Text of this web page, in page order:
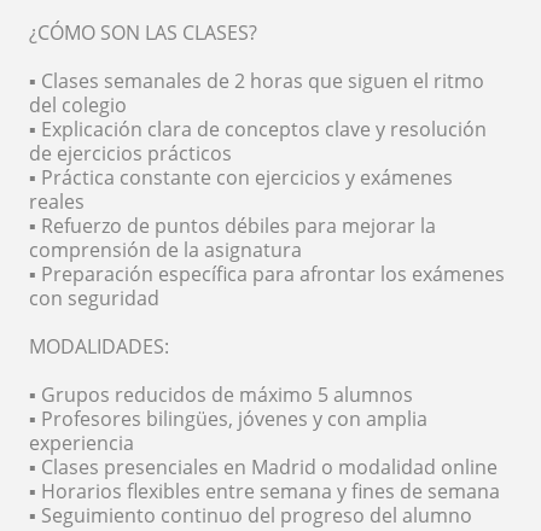
¿CÓMO SON LAS CLASES?
▪️ Clases semanales de 2 horas que siguen el ritmo
del colegio
▪️ Explicación clara de conceptos clave y resolución
de ejercicios prácticos
▪️ Práctica constante con ejercicios y exámenes
reales
▪️ Refuerzo de puntos débiles para mejorar la
comprensión de la asignatura
▪️ Preparación específica para afrontar los exámenes
con seguridad
MODALIDADES:
▪️ Grupos reducidos de máximo 5 alumnos
▪️ Profesores bilingües, jóvenes y con amplia
experiencia
▪️ Clases presenciales en Madrid o modalidad online
▪️ Horarios flexibles entre semana y fines de semana
▪️ Seguimiento continuo del progreso del alumno